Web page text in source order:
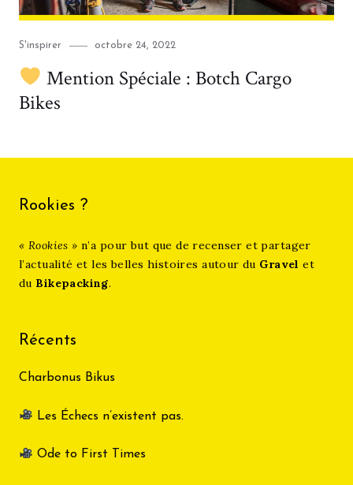
Category
S'inspirer
Posted
octobre 24, 2022
Mention Spéciale : Botch Cargo
Bikes
Rookies ?
« Rookies »n’a pour but que de recenser et partager
l’actualité et les belles histoires autour du Gravel et
du Bikepacking.
Récents
Charbonus Bikus
Les Échecs n’existent pas.
Ode to First Times